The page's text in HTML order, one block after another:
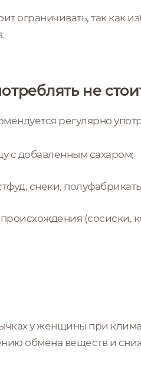
ограничивать, так как
не
регулярно
с добавленным сахаром;
снеки,
(сосиски,
у женщины при
обмена веществ и